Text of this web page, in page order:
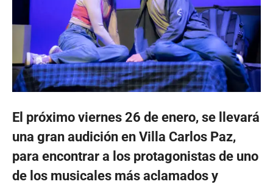
El próximo viernes 26 de enero, se llevará
una gran audición en Villa Carlos Paz,
para encontrar a los protagonistas de uno
de los musicales más aclamados y